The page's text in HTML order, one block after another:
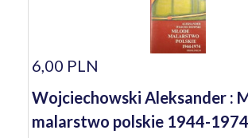
6,00 PLN
Wojciechowski Aleksander :
malarstwo polskie 1944-1974